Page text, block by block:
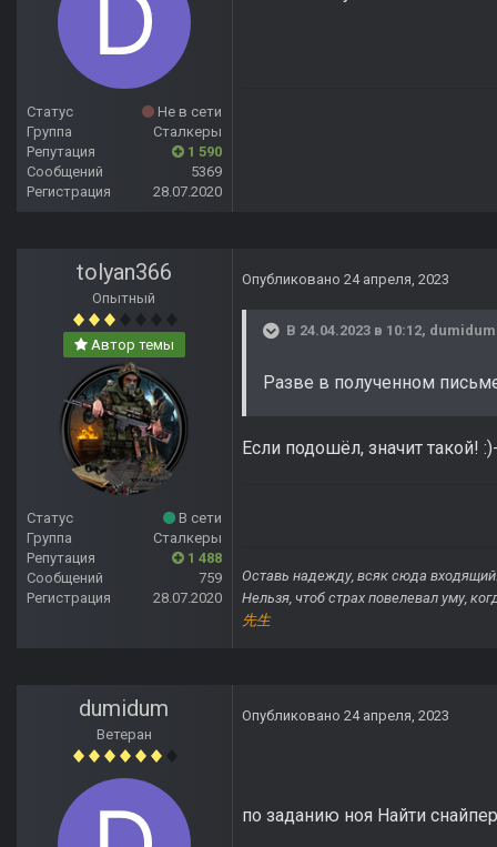
Статус
Не в сети
Группа
Сталкеры
Репутация
1 590
Сообщений
5369
Регистрация
28.07.2020
tolyan366
Опытный
Автор темы
Статус
В сети
Группа
Сталкеры
Репутация
1 488
Сообщений
759
Регистрация
28.07.2020
Опубликовано 24 апреля, 2023
В 24.04.2023 в 10:12, dumidum
Разве в полученном
Если подошёл, значит такой!
Оставь надежду, всяк сюда
Нельзя, чтоб страх повелевал уму,
先生
dumidum
Ветеран
Опубликовано 24 апреля, 2023
по заданию ноя Найти